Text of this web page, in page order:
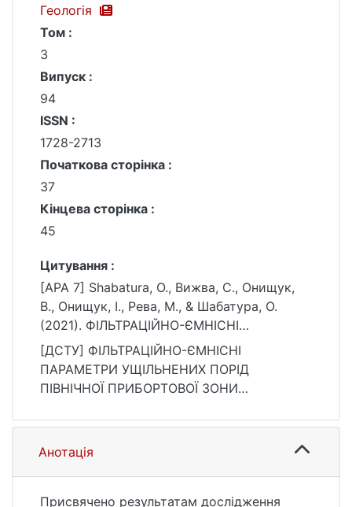
Геологія
Том :
3
Випуск :
94
ISSN :
1728-2713
Початкова сторінка :
37
Кінцева сторінка :
45
Цитування :
[APA 7] Shabatura, О., Вижва, С., Онищук,
В., Онищук, І., Рева, М., & Шабатура, О.
(2021). ФІЛЬТРАЦІЙНО-ЄМНІСНІ
ПАРАМЕТРИ УЩІЛЬНЕНИХ ПОРІД
ПІВНІЧНОЇ ПРИБОРТОВОЇ ЗОНИ
ДНІПРОВСЬКО-ДОНЕЦЬКОЇ ЗАПАДИНИ.
університету імені Тараса Шевченка.
https://doi.org/10.17721/1728-2713.94.04
[ДСТУ] ФІЛЬТРАЦІЙНО-ЄМНІСНІ
ПАРАМЕТРИ УЩІЛЬНЕНИХ ПОРІД
ПІВНІЧНОЇ ПРИБОРТОВОЇ ЗОНИ
Shabatura та ін. Вісник Київського
національного університету імені Тараса
Шевченка. Геологія. 2021. Т. 3, № 94. С. 37
звернення: 25.07.2026).
Анотація
Присвячено результатам дослідження